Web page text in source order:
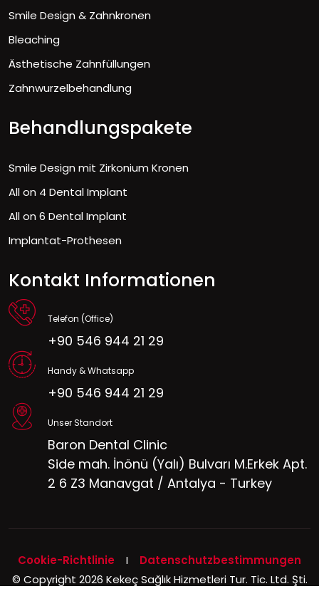
Smile Design & Zahnkronen
Bleaching
Ästhetische Zahnfüllungen
Zahnwurzelbehandlung
Behandlungspakete
Smile Design mit Zirkonium Kronen
All on 4 Dental Implant
All on 6 Dental Implant
Implantat-Prothesen
Kontakt Informationen
Telefon (Office)
+90 546 944 21 29
Handy & Whatsapp
+90 546 944 21 29
Unser Standort
Baron Dental Clinic
Side mah. İnönü (Yalı) Bulvarı M.Erkek Apt.
2 6 Z3 Manavgat / Antalya - Turkey
Cookie-Richtlinie I Datenschutzbestimmungen
© Copyright 2026 Kekeç Sağlık Hizmetleri Tur. Tic. Ltd. Şti.